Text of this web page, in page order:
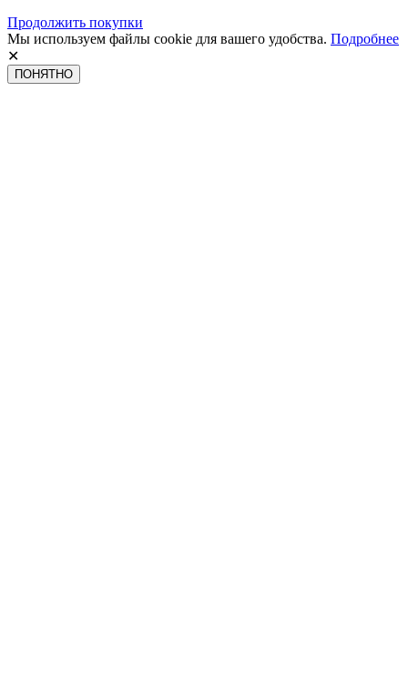
Продолжить покупки
Мы используем файлы cookie для вашего удобства. Подробнее
✕
ПОНЯТНО